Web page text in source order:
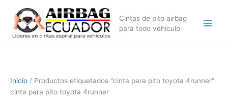
contenido
Cintas de pito airbag
para todo vehículo
Inicio / Productos etiquetados “cinta para pito toyota 4runner”
cinta para pito toyota 4runner